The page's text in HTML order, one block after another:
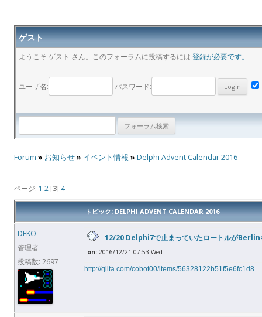
ゲスト
ようこそ ゲスト さん。このフォーラムに投稿するには 登録が必要です。
ユーザ名: パスワード:
Forum » お知らせ» イベント情報 » Delphi Advent Calendar 2016
ページ: 1 2 [3] 4
トピック: DELPHI ADVENT CALENDAR 2016
DEKO
管理者
投稿数: 2697
12/20 Delphi7で止まっていたロートルがBerlin
on: 2016/12/21 07:53 Wed
http://qiita.com/cobot00/items/56328122b51f5e6fc1d8